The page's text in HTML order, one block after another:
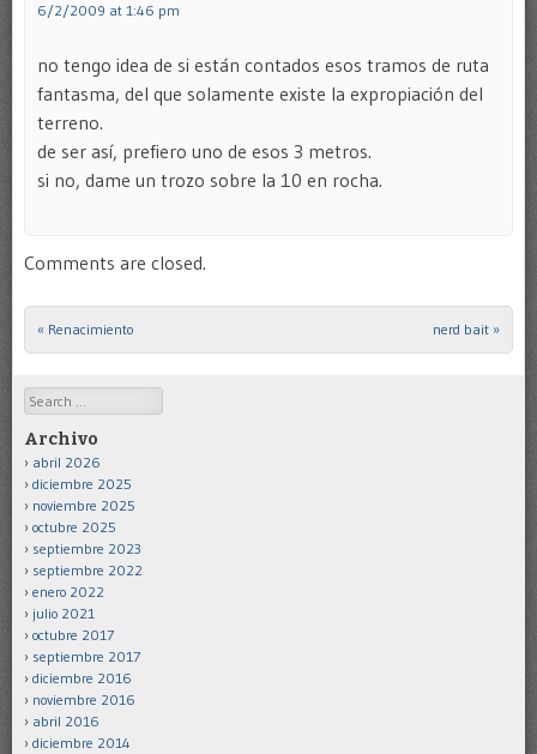
6/2/2009 at 1:46 pm
no tengo idea de si están contados esos tramos de ruta
fantasma, del que solamente existe la expropiación del
terreno.
de ser así, prefiero uno de esos 3 metros.
si no, dame un trozo sobre la 10 en rocha.
Comments are closed.
Post navigation
« Renacimiento nerd bait »
Search
Archivo
abril 2026
diciembre 2025
noviembre 2025
octubre 2025
septiembre 2023
septiembre 2022
enero 2022
julio 2021
octubre 2017
septiembre 2017
diciembre 2016
noviembre 2016
abril 2016
diciembre 2014